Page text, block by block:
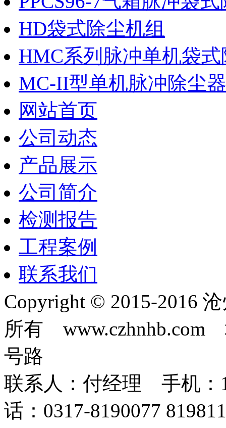
HD袋式除尘机组
HMC系列脉冲单机袋式
MC-II型单机脉冲除尘器
网站首页
公司动态
产品展示
公司简介
检测报告
工程案例
联系我们
Copyright © 2015-2016
所有 www.czhnhb.com
号路
联系人：付经理 手机：
话：0317-8190077